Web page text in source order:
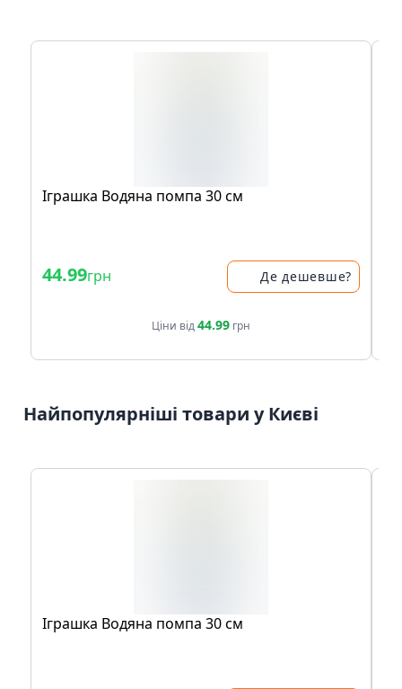
Іграшка Водяна помпа 30 см
44.99грн Де дешевше?
Ціни від44.99 грн
Найпопулярніші товари у Києві
Іграшка Водяна помпа 30 см